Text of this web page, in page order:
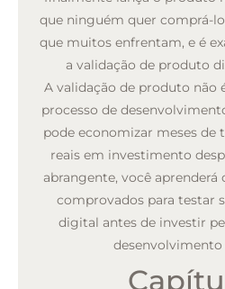
que ninguém quer comprá-
que muitos enfrentam, e é
a validação de produto
A validação de produto não
processo de
pode economizar meses de
reais em investimento
abrangente, você
comprovados para testar
digital antes de investir